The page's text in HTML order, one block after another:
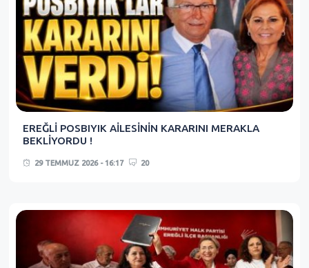
EREĞLİ POSBIYIK AİLESİNİN KARARINI MERAKLA
BEKLİYORDU !
29 TEMMUZ 2026 - 16:17 20